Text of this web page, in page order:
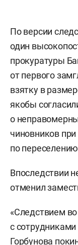
По версии
один
прокуратуры
от первого
взятку в
якобы
о
чиновников
по
Впоследствии
отменил
«Следствием
с
Горбунова